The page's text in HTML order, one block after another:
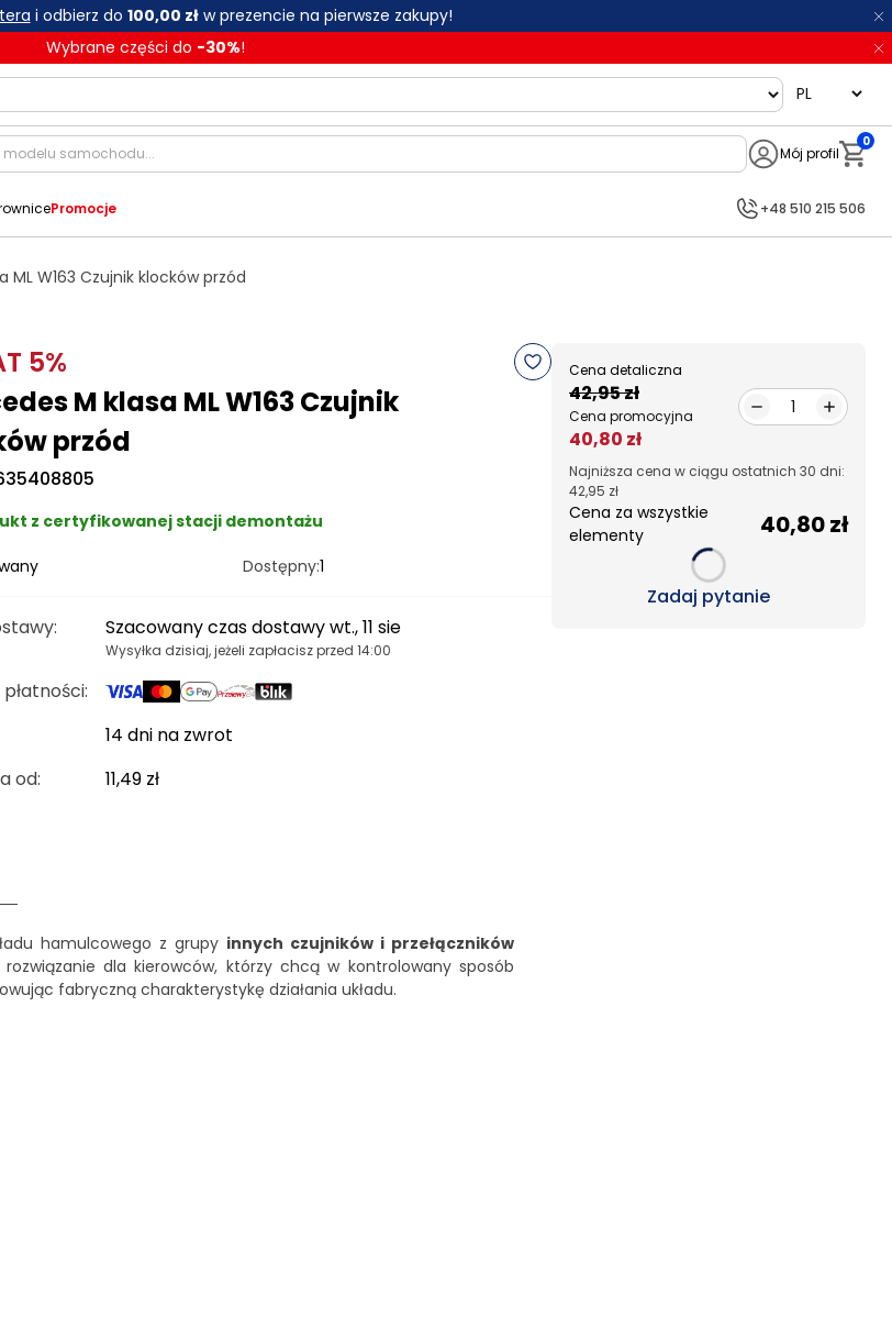
i odbierz do 100,00 złw prezencie na pierwsze zakupy!
Wybrane części do -30%!
language
Mój profil
0
Promocje +48 510 215 506
ML W163 Czujnik klocków przód
5%
M klasa ML W163 Czujnik
przód
z certyfikowanej stacji demontażu
Dostępny:1
: Szacowany czas dostawy wt., 11 sie
Wysyłka dzisiaj, jeżeli zapłacisz przed 14:00
:
14 dni na zwrot
od: 11,49 zł
Cena detaliczna
42,95 zł
Cena promocyjna
40,80 zł
1
Najniższa cena w ciągu ostatnich 30 dni:
42,95 zł
Cena za wszystkie
elementy
40,80 zł
Loading...
Zadaj pytanie
hamulcowego z grupy innych czujników i przełączników
dla kierowców, którzy chcą w kontrolowany sposób
fabryczną charakterystykę działania układu.